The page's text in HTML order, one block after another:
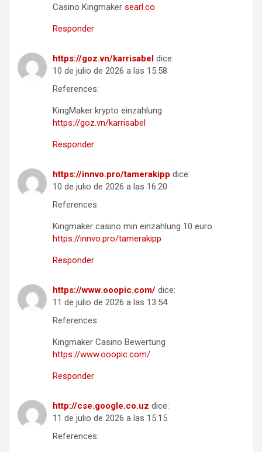
Casino Kingmaker searl.co
Responder
https://goz.vn/karrisabel dice:
10 de julio de 2026 a las 15:58
References:
KingMaker krypto einzahlung
https://goz.vn/karrisabel
Responder
https://innvo.pro/tamerakipp dice:
10 de julio de 2026 a las 16:20
References:
Kingmaker casino min einzahlung 10 euro
https://innvo.pro/tamerakipp
Responder
https://www.ooopic.com/ dice:
11 de julio de 2026 a las 13:54
References:
Kingmaker Casino Bewertung
https://www.ooopic.com/
Responder
http://cse.google.co.uz dice:
11 de julio de 2026 a las 15:15
References: